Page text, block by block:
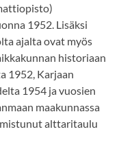
1952. Lisäksi
ajalta ovat myös
historiaan
1952, Karjaan
1954 ja vuosien
maakunnassa
alttaritaulu